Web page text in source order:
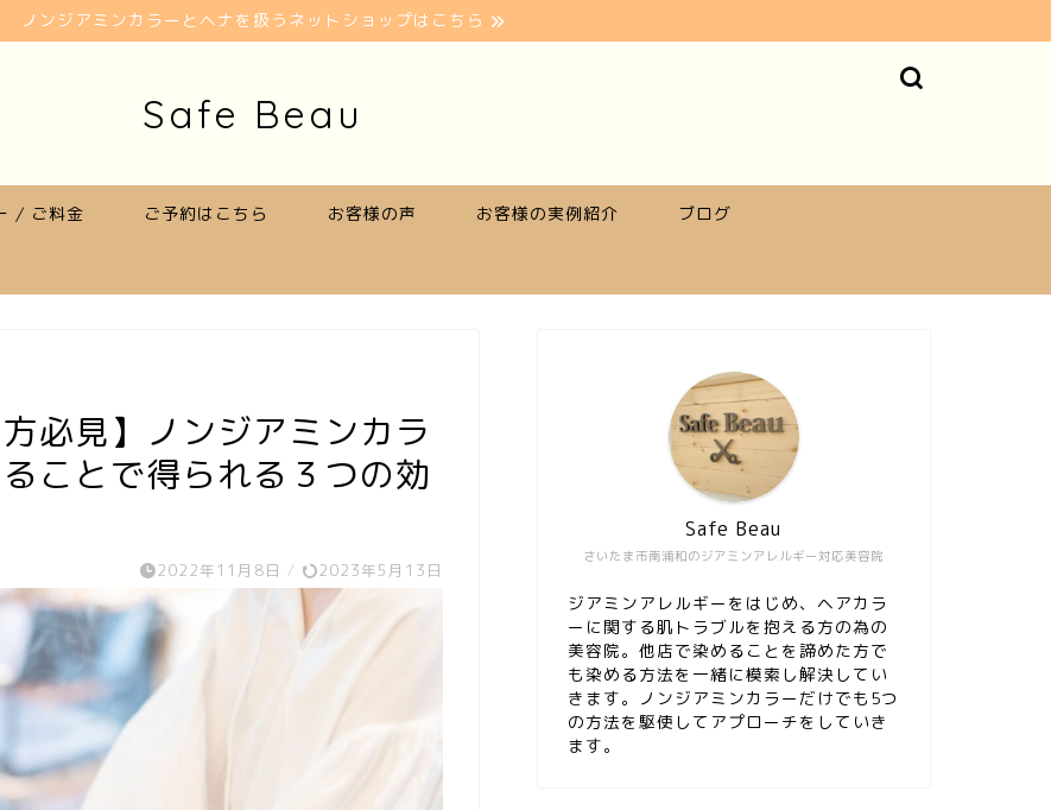
ノンジアミンカラーとヘナを扱うネットショップはこちら
Safe Beau
/ ご料金 ご予約はこちら お客様の声 お客様の実例紹介 ブログ
必見】ノンジアミンカラ
ことで得られる３つの効
2022年11月8日 / 2023年5月13日
さいたま市南浦和のジアミンアレルギー対応美容院
Safe Beau
ジアミンアレルギーをはじめ、ヘアカラ
ーに関する肌トラブルを抱える方の為の
美容院。他店で染めることを諦めた方で
も染める方法を一緒に模索し解決してい
きます。ノンジアミンカラーだけでも5つ
の方法を駆使してアプローチをしていき
ます。